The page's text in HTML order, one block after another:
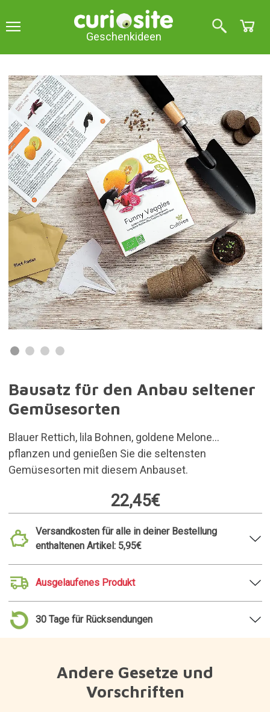
Geschenkideen
Bausatz für den Anbau seltener
Gemüsesorten
Blauer Rettich, lila Bohnen, goldene Melone...
pflanzen und genießen Sie die seltensten
Gemüsesorten mit diesem Anbauset.
22,45€
Versandkosten für alle in deiner Bestellung
enthaltenen Artikel: 5,95€
Ausgelaufenes Produkt
30 Tage für Rücksendungen
Andere Gesetze und
Vorschriften